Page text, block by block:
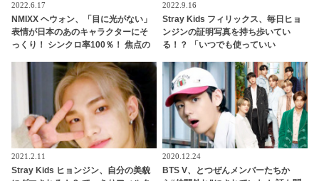
2022.6.17
NMIXX ヘウォン、「目に光がない」
表情が日本のあのキャラクターにそ
っくり！ シンクロ率100％！ 焦点の
2022.9.16
Stray Kids フィリックス、毎日ヒョ
ンジンの証明写真を持ち歩いてい
る！？ 「いつでも使っていい
ドがかわいらしい
2021.2.11
Stray Kids ヒョンジン、自分の美貌
2020.12.24
BTS V、とつぜんメンバーたちか